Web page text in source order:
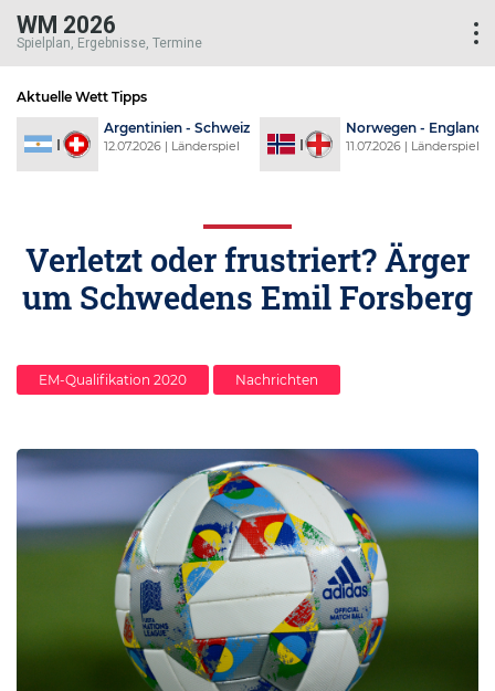
WM 2026
Spielplan, Ergebnisse, Termine
Aktuelle Wett Tipps
Argentinien - Schweiz
12.07.2026 | Länderspiel
Norwegen - England
11.07.2026 | Länderspiel
Verletzt oder frustriert? Ärger
um Schwedens Emil Forsberg
EM-Qualifikation 2020 Nachrichten